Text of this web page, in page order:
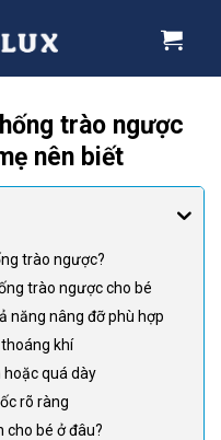
trào ngược
nên biết
trào ngược?
trào ngược cho bé
năng nâng đỡ phù hợp
khí
hoặc quá dày
rõ ràng
cho bé ở đâu?